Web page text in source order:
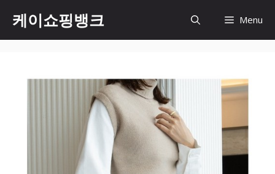
content
케이쇼핑뱅크 Menu